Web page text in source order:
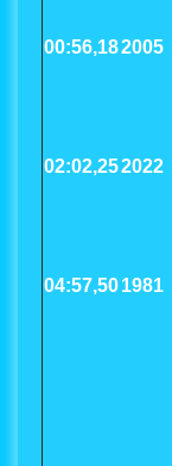
00:56,182005
02:02,252022
04:57,501981